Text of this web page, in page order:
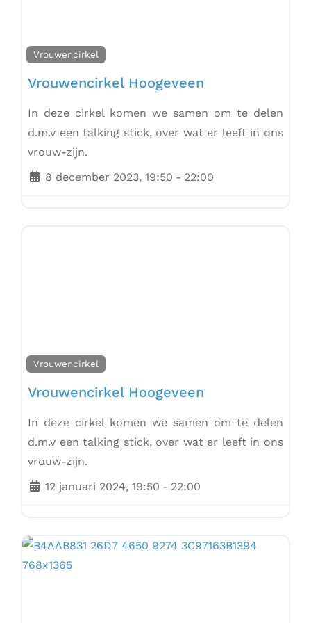
Vrouwencirkel
Vrouwencirkel Hoogeveen
In deze cirkel komen we samen om te delen
d.m.v een talking stick, over wat er leeft in ons
vrouw-zijn.
8 december 2023, 19:50 - 22:00
Vrouwencirkel
Vrouwencirkel Hoogeveen
In deze cirkel komen we samen om te delen
d.m.v een talking stick, over wat er leeft in ons
vrouw-zijn.
12 januari 2024, 19:50 - 22:00